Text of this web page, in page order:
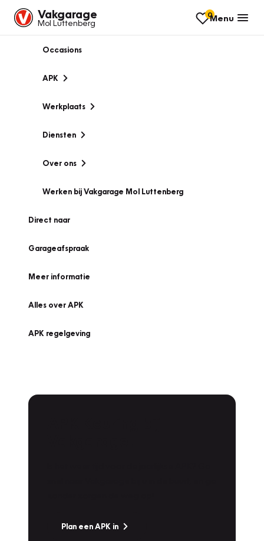
Vakgarage
Mol Luttenberg
0Menu
Occasions
APK
Werkplaats
Diensten
Over ons
Werken bij Vakgarage Mol Luttenberg
Direct naar
Garageafspraak
Meer informatie
Alles over APK
APK regelgeving
Plan een APK in